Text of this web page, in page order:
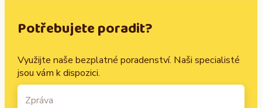
Potřebujete poradit?
Využijte naše bezplatné poradenství. Naši specialisté
jsou vám k dispozici.